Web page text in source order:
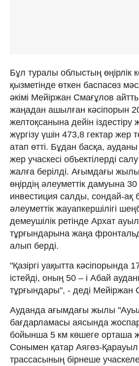
Бұл туралы облыстың өңірлік
қызметінде өткен баспасөз
әкімі Мейіржан Смағұлов
жаңадан ашылған кәсіпорын
желтоқсанына дейін
жүргізу үшін 473,8 гектар жер
атап өтті. Бұдан басқа,
жер учаскесі объектілерді
жалға берілді. Ағымдағы
өңірдің әлеуметтік дамуына
инвестиция салды, сондай-ақ
әлеуметтік жауапкершілігі
демеушілік ретінде Архат
тұрғындарына жаңа
алып берді.
"Қазіргі уақытта кәсіпорында
істейді, оның 50 – і Абай
тұрғындары", - деді Мейіржан
Ауданда ағымдағы жылы "Ауыл
бағдарламасы аясында
бойынша 5 км көшеге орташа
Сонымен қатар Аягөз-
трассасының бірнеше